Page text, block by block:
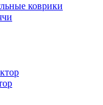
коврики